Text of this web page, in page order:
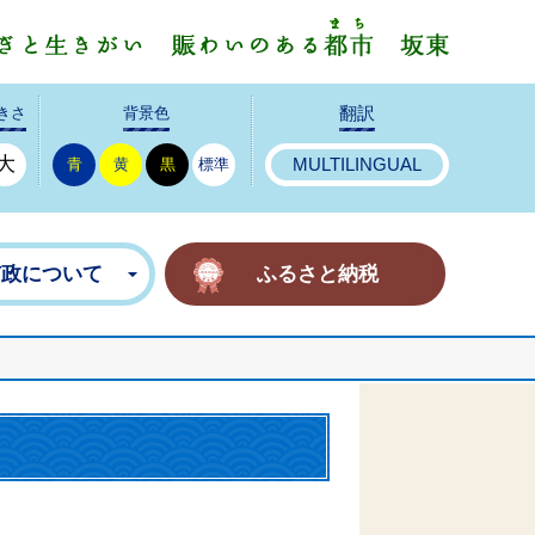
さ 背景色
青 黄 黒 標準
翻訳
MULTILINGUAL
について ふるさと納税